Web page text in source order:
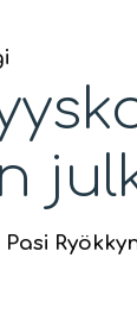
Pasi